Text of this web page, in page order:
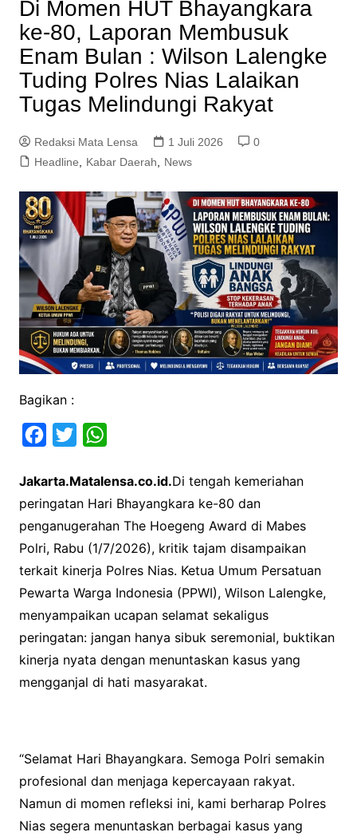
Di Momen HUT Bhayangkara
ke-80, Laporan Membusuk
Enam Bulan : Wilson Lalengke
Tuding Polres Nias Lalaikan
Tugas Melindungi Rakyat
Redaksi Mata Lensa 1 Juli 2026
0
Headline
Kabar Daerah News
Bagikan :
c
e
b
o
o
k
i
t
t
e
r
a
t
s
A
p
p
Jakarta.Matalensa.co.id.Di tengah kemeriahan
peringatan Hari Bhayangkara ke-80 dan
penganugerahan The Hoegeng Award di Mabes
Polri, Rabu (1/7/2026), kritik tajam disampaikan
terkait kinerja Polres Nias. Ketua Umum Persatuan
Pewarta Warga Indonesia (PPWI), Wilson Lalengke,
menyampaikan ucapan selamat sekaligus
peringatan: jangan hanya sibuk seremonial, buktikan
kinerja nyata dengan menuntaskan kasus yang
mengganjal di hati masyarakat.
“Selamat Hari Bhayangkara. Semoga Polri semakin
profesional dan menjaga kepercayaan rakyat.
Namun di momen refleksi ini, kami berharap Polres
Nias segera menuntaskan berbagai kasus yang